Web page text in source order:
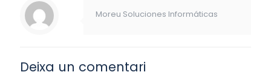
Moreu Soluciones Informáticas
Deixa un comentari